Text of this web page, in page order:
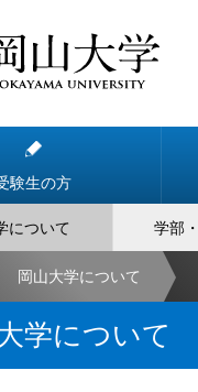
験生の方
について 学部
岡山大学について
学について